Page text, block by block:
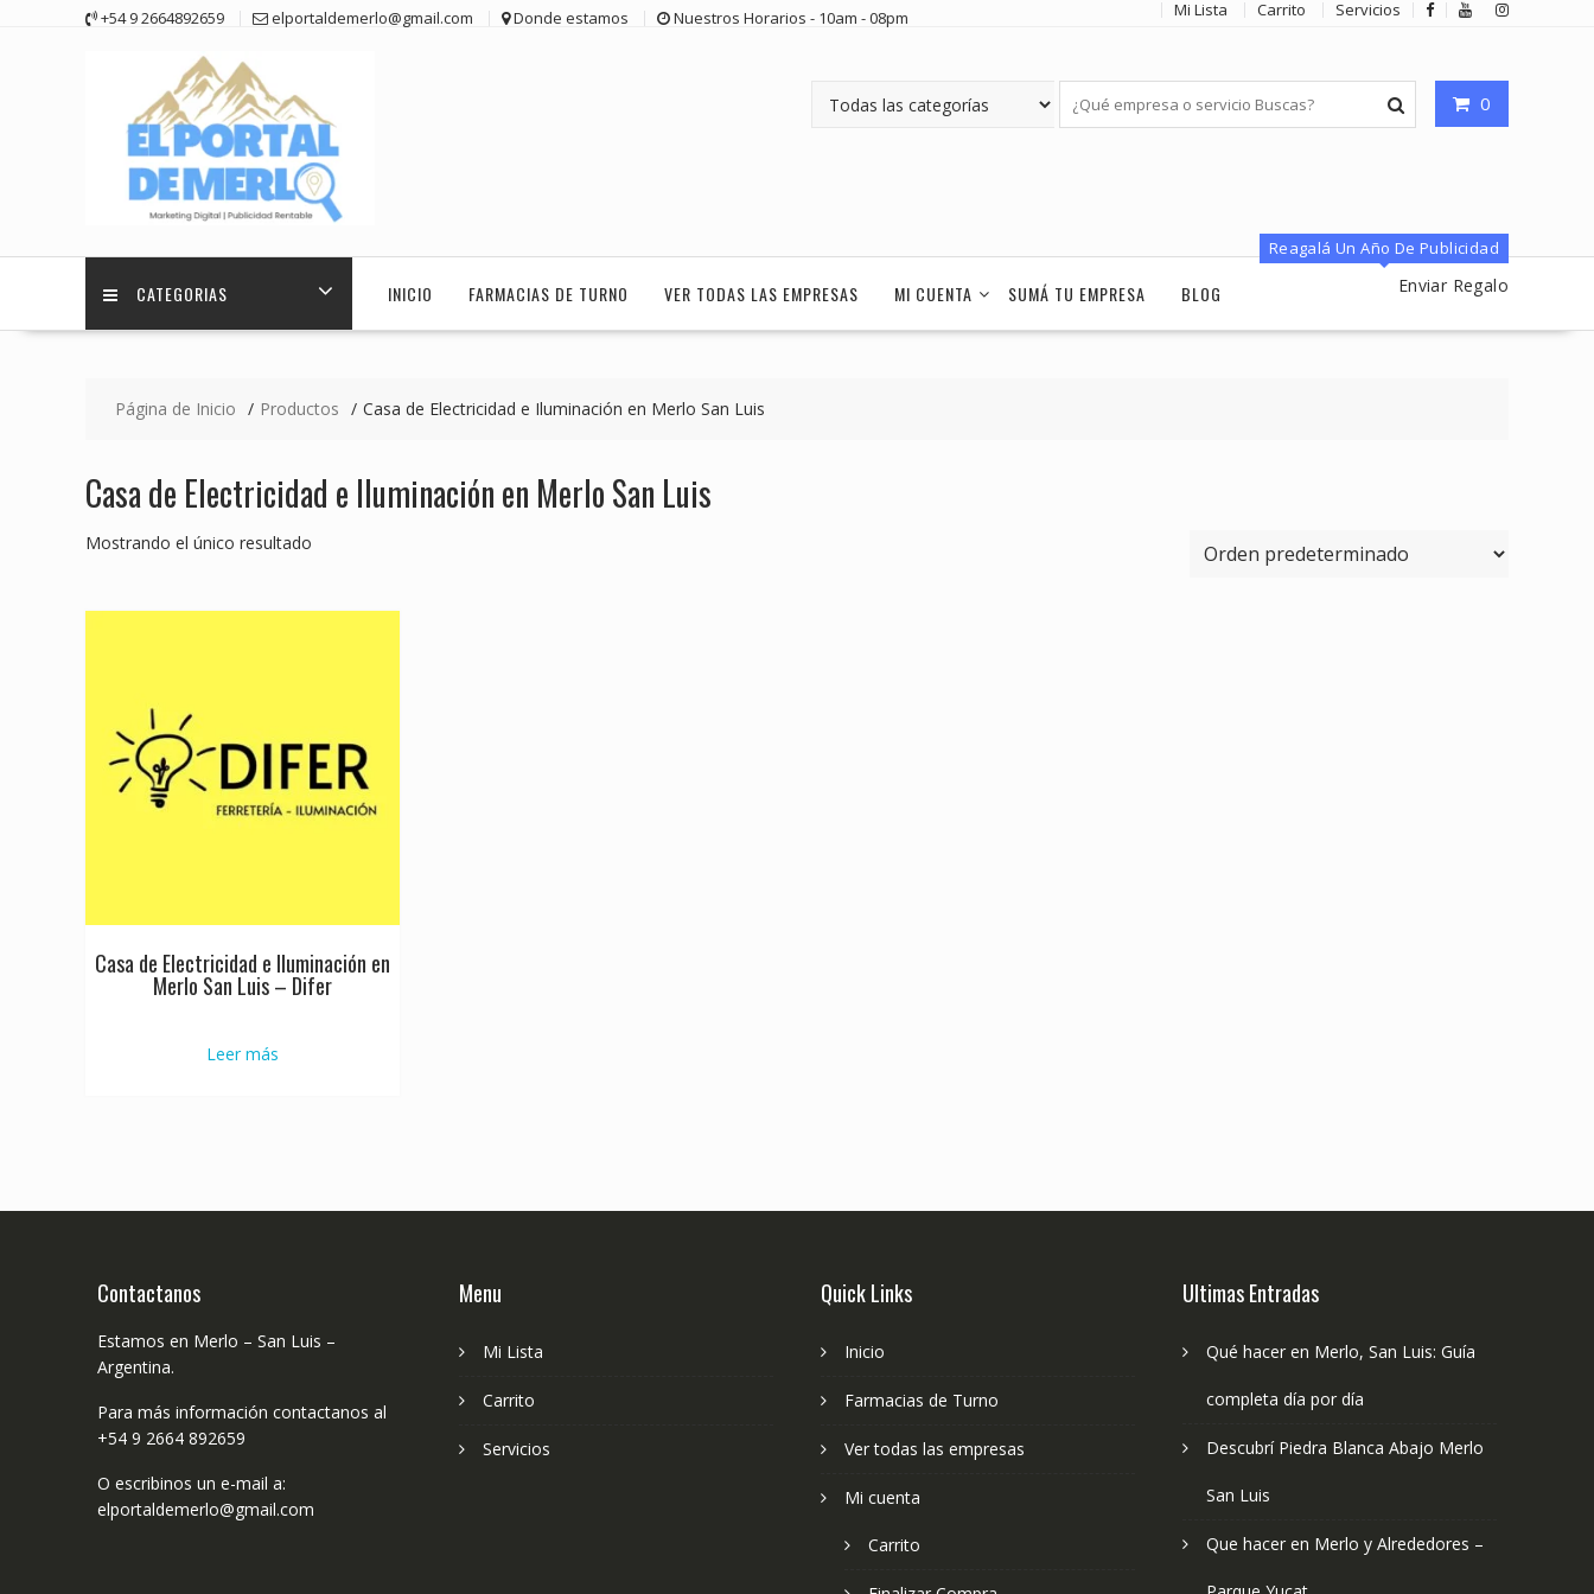
+54 9 2664892659 elportaldemerlo@gmail.com Donde estamos Nuestros Horarios - 10am - 08pm Mi Lista Carrito Servicios
0
CATEGORIAS INICIO FARMACIAS DE TURNO VER TODAS LAS EMPRESAS MI CUENTA SUMÁ TU EMPRESA BLOG
Reagalá Un Año De Publicidad
Enviar Regalo
Página de Inicio Productos Casa de Electricidad e Iluminación en Merlo San Luis
Casa de Electricidad e Iluminación en Merlo San Luis
Mostrando el único resultado
Casa de Electricidad e Iluminación en
Merlo San Luis – Difer
Leer más
Contactanos
Estamos en Merlo – San Luis –
Argentina.
Para más información contactanos al
+54 9 2664 892659
O escribinos un e-mail a:
elportaldemerlo@gmail.com
Menu
Mi Lista
Carrito
Servicios
Quick Links
Inicio
Farmacias de Turno
Ver todas las empresas
Mi cuenta
Carrito
Ultimas Entradas
Qué hacer en Merlo, San Luis: Guía
completa día por día
Descubrí Piedra Blanca Abajo Merlo
San Luis
Que hacer en Merlo y Alrededores –